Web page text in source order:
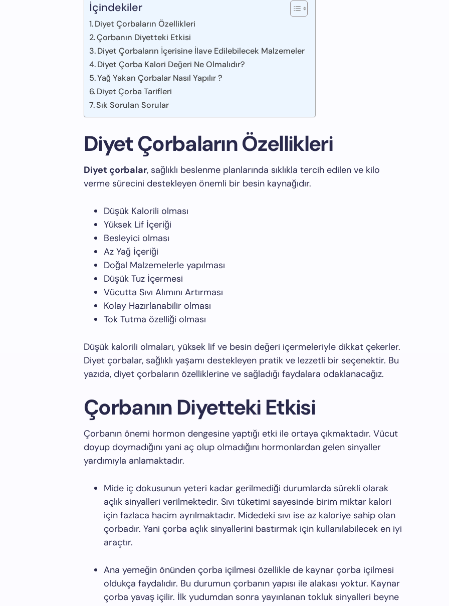
İçindekiler
Diyet Çorbaların Özellikleri
Çorbanın Diyetteki Etkisi
Diyet Çorbaların İçerisine İlave Edilebilecek Malzemeler
Diyet Çorba Kalori Değeri Ne Olmalıdır?
Yağ Yakan Çorbalar Nasıl Yapılır ?
Diyet Çorba Tarifleri
Sık Sorulan Sorular
Diyet Çorbaların Özellikleri
Diyet çorbalar, sağlıklı beslenme planlarında sıklıkla tercih edilen ve kilo
verme sürecini destekleyen önemli bir besin kaynağıdır.
Düşük Kalorili olması
Yüksek Lif İçeriği
Besleyici olması
Az Yağ İçeriği
Doğal Malzemelerle yapılması
Düşük Tuz İçermesi
Vücutta Sıvı Alımını Artırması
Kolay Hazırlanabilir olması
Tok Tutma özelliği olması
Düşük kalorili olmaları, yüksek lif ve besin değeri içermeleriyle dikkat çekerler.
Diyet çorbalar, sağlıklı yaşamı destekleyen pratik ve lezzetli bir seçenektir. Bu
yazıda, diyet çorbaların özelliklerine ve sağladığı faydalara odaklanacağız.
Çorbanın Diyetteki Etkisi
Çorbanın önemi hormon dengesine yaptığı etki ile ortaya çıkmaktadır. Vücut
doyup doymadığını yani aç olup olmadığını hormonlardan gelen sinyaller
yardımıyla anlamaktadır.
Mide iç dokusunun yeteri kadar gerilmediği durumlarda sürekli olarak
açlık sinyalleri verilmektedir. Sıvı tüketimi sayesinde birim miktar kalori
için fazlaca hacim ayrılmaktadır. Midedeki sıvı ise az kaloriye sahip olan
çorbadır. Yani çorba açlık sinyallerini bastırmak için kullanılabilecek en iyi
araçtır.
Ana yemeğin önünden çorba içilmesi özellikle de kaynar çorba içilmesi
oldukça faydalıdır. Bu durumun çorbanın yapısı ile alakası yoktur. Kaynar
çorba yavaş içilir. İlk yudumdan sonra yayınlanan tokluk sinyalleri beyne